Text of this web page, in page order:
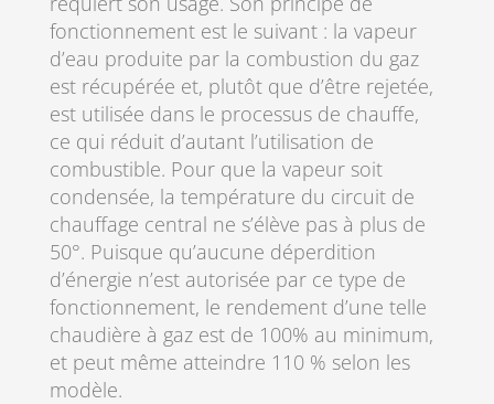
fonctionnement est le suivant : la vapeur
d’eau produite par la combustion du gaz
est récupérée et, plutôt que d’être rejetée,
est utilisée dans le processus de chauffe,
ce qui réduit d’autant l’utilisation de
combustible. Pour que la vapeur soit
condensée, la température du circuit de
chauffage central ne s’élève pas à plus de
50°. Puisque qu’aucune déperdition
d’énergie n’est autorisée par ce type de
fonctionnement, le rendement d’une telle
chaudière à gaz est de 100% au minimum,
et peut même atteindre 110 % selon les
modèle.